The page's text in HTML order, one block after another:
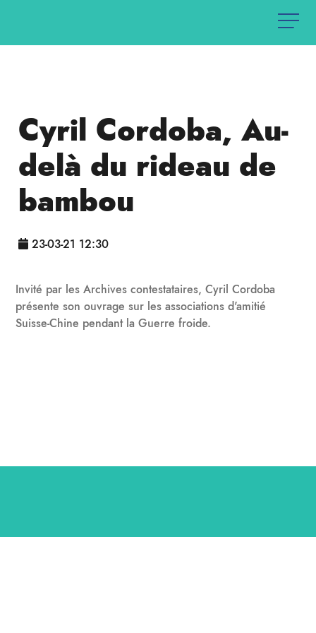
Cyril Cordoba, Au-
delà du rideau de
bambou
23-03-21 12:30
Invité par les Archives contestataires, Cyril Cordoba
présente son ouvrage sur les associations d'amitié
Suisse-Chine pendant la Guerre froide.